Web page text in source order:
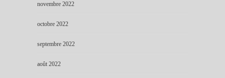
novembre 2022
octobre 2022
septembre 2022
août 2022